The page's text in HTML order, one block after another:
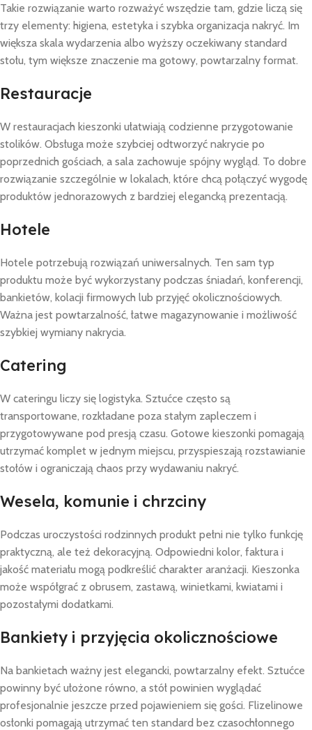
Takie rozwiązanie warto rozważyć wszędzie tam, gdzie liczą się
trzy elementy: higiena, estetyka i szybka organizacja nakryć. Im
większa skala wydarzenia albo wyższy oczekiwany standard
stołu, tym większe znaczenie ma gotowy, powtarzalny format.
Restauracje
W restauracjach kieszonki ułatwiają codzienne przygotowanie
stolików. Obsługa może szybciej odtworzyć nakrycie po
poprzednich gościach, a sala zachowuje spójny wygląd. To dobre
rozwiązanie szczególnie w lokalach, które chcą połączyć wygodę
produktów jednorazowych z bardziej elegancką prezentacją.
Hotele
Hotele potrzebują rozwiązań uniwersalnych. Ten sam typ
produktu może być wykorzystany podczas śniadań, konferencji,
bankietów, kolacji firmowych lub przyjęć okolicznościowych.
Ważna jest powtarzalność, łatwe magazynowanie i możliwość
szybkiej wymiany nakrycia.
Catering
W cateringu liczy się logistyka. Sztućce często są
transportowane, rozkładane poza stałym zapleczem i
przygotowywane pod presją czasu. Gotowe kieszonki pomagają
utrzymać komplet w jednym miejscu, przyspieszają rozstawianie
stołów i ograniczają chaos przy wydawaniu nakryć.
Wesela, komunie i chrzciny
Podczas uroczystości rodzinnych produkt pełni nie tylko funkcję
praktyczną, ale też dekoracyjną. Odpowiedni kolor, faktura i
jakość materiału mogą podkreślić charakter aranżacji. Kieszonka
może współgrać z obrusem, zastawą, winietkami, kwiatami i
pozostałymi dodatkami.
Bankiety i przyjęcia okolicznościowe
Na bankietach ważny jest elegancki, powtarzalny efekt. Sztućce
powinny być ułożone równo, a stół powinien wyglądać
profesjonalnie jeszcze przed pojawieniem się gości. Flizelinowe
osłonki pomagają utrzymać ten standard bez czasochłonnego